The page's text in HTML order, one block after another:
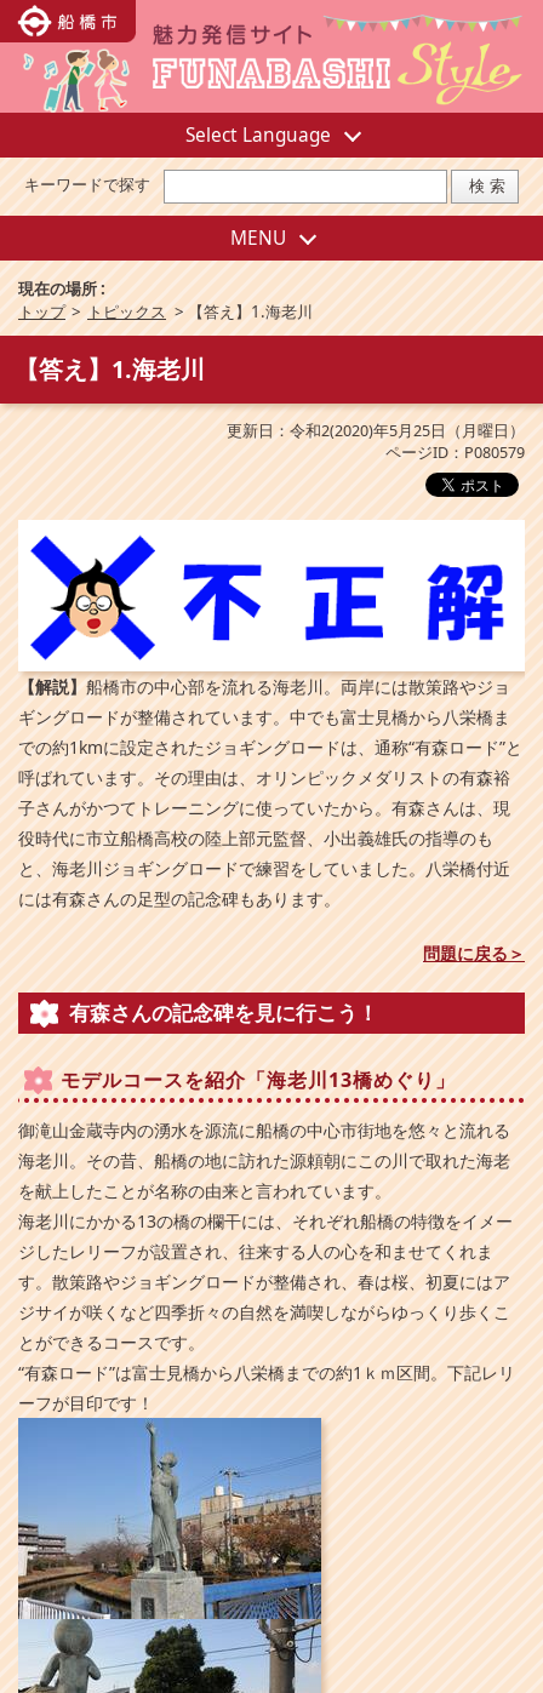
Select Language
キーワードで探す
MENU
現在の場所 :
トップ > トピックス > 【答え】1.海老川
【答え】1.海老川
更新日：令和2(2020)年5月25日（月曜日）
ページID：P080579
【解説】船橋市の中心部を流れる海老川。両岸には散策路やジョ
ギングロードが整備されています。中でも富士見橋から八栄橋ま
での約1kmに設定されたジョギングロードは、通称“有森ロード”と
呼ばれています。その理由は、オリンピックメダリストの有森裕
子さんがかつてトレーニングに使っていたから。有森さんは、現
役時代に市立船橋高校の陸上部元監督、小出義雄氏の指導のも
と、海老川ジョギングロードで練習をしていました。八栄橋付近
には有森さんの足型の記念碑もあります。
問題に戻る＞
有森さんの記念碑を見に行こう！
モデルコースを紹介「海老川13橋めぐり」
御滝山金蔵寺内の湧水を源流に船橋の中心市街地を悠々と流れる
海老川。その昔、船橋の地に訪れた源頼朝にこの川で取れた海老
を献上したことが名称の由来と言われています。
海老川にかかる13の橋の欄干には、それぞれ船橋の特徴をイメー
ジしたレリーフが設置され、往来する人の心を和ませてくれま
す。散策路やジョギングロードが整備され、春は桜、初夏にはア
ジサイが咲くなど四季折々の自然を満喫しながらゆっくり歩くこ
とができるコースです。
“有森ロード”は富士見橋から八栄橋までの約1ｋｍ区間。下記レリ
ーフが目印です！